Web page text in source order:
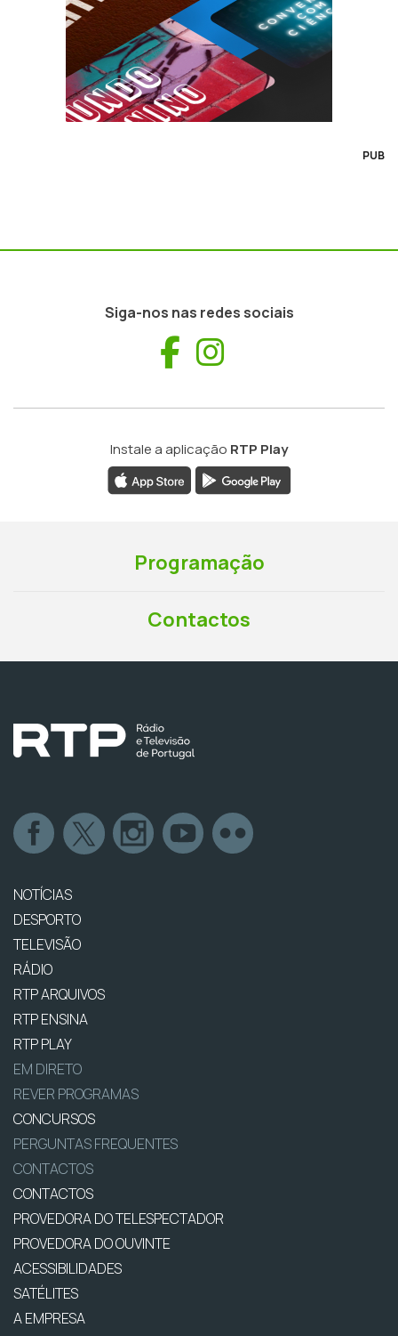
PUB
Siga-nos nas redes sociais
Facebook
Instale a aplicação RTP Play
Programação
Contactos
NOTÍCIAS
DESPORTO
TELEVISÃO
RÁDIO
RTP ARQUIVOS
RTP ENSINA
RTP PLAY
EM DIRETO
REVER PROGRAMAS
CONCURSOS
PERGUNTAS FREQUENTES
CONTACTOS
CONTACTOS
PROVEDORA DO TELESPECTADOR
PROVEDORA DO OUVINTE
ACESSIBILIDADES
SATÉLITES
A EMPRESA